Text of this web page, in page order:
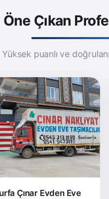
Öne Çıkan
Yüksek puanlı ve
Çınar Evden Eve